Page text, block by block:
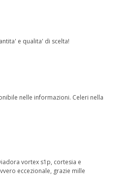
e qualita' di scelta!
nelle informazioni. Celeri nella
vortex s1p, cortesia e
eccezionale, grazie mille